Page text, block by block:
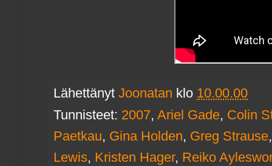
Lähettänyt Joonatan klo 10.00.00
Tunnisteet: 2007, Ariel Gade, Colin
Paetkau, Gina Holden, Greg Strause
Lewis, Kristen Hager, Reiko